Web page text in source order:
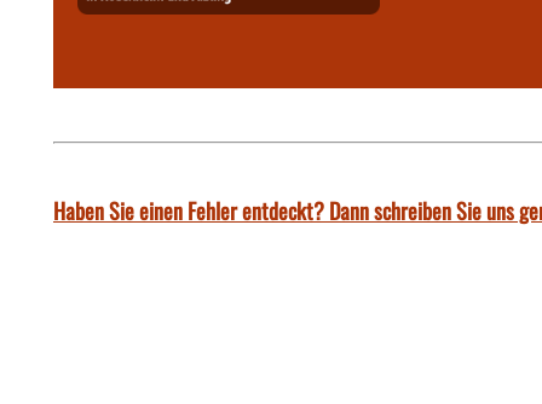
Haben Sie einen Fehler entdeckt? Dann schreiben Sie uns